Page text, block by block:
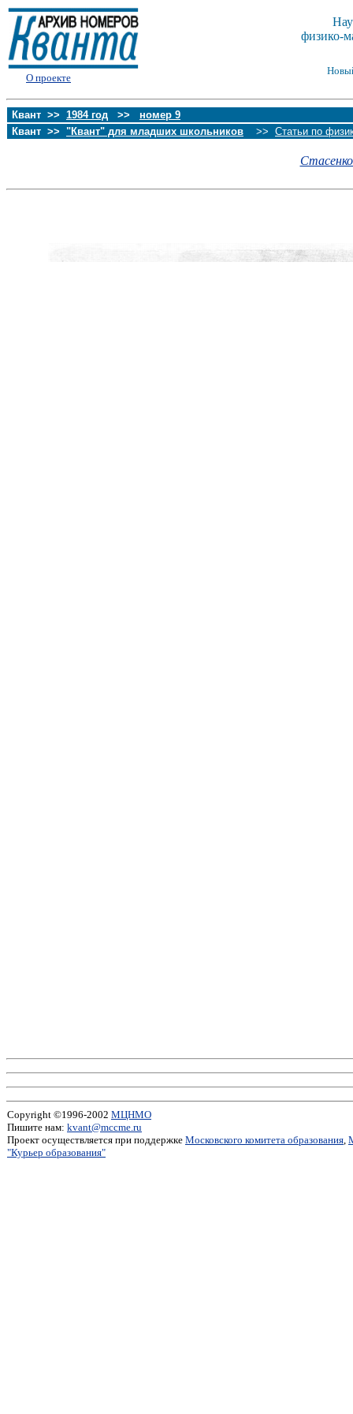
О проекте
физико-
Квант >> 1984 год >> номер 9
Квант >> "Квант" для младших школьников >> Статьи по
Copyright ©1996-2002 МЦНМО
Пишите нам: kvant@mccme.ru
Проект осуществляется при поддержке Московского комитета образования,
"Курьер образования"